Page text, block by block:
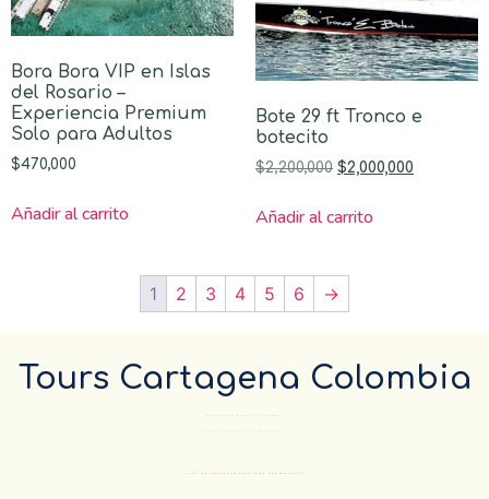
Bora Bora VIP en Islas
del Rosario –
Experiencia Premium
Solo para Adultos
$470,000
Añadir al carrito
Bote 29 ft Tronco e
botecito
$2,200,000 $2,000,000
Añadir al carrito
1 2 3 4 5 6 →
Tours Cartagena Colombia